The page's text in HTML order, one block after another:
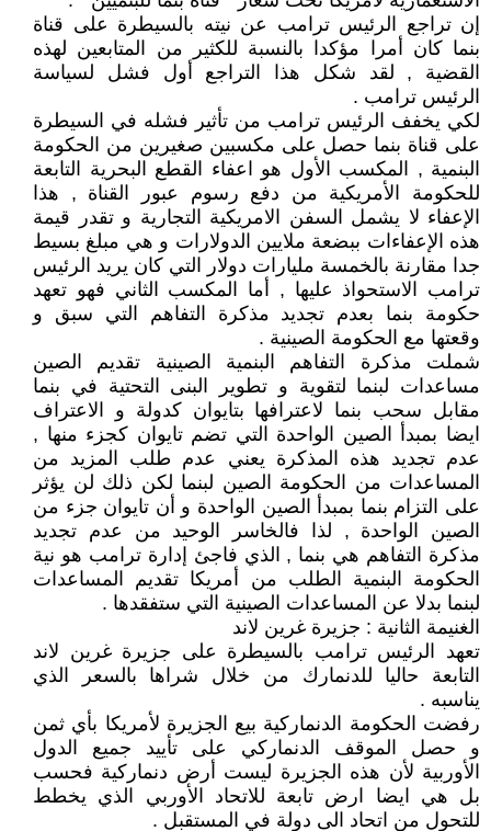
إن تراجع الرئيس ترامب عن نيته بالسيطرة على قناة
بنما كان أمرا مؤكدا بالنسبة للكثير من المتابعين لهذه
القضية , لقد شكل هذا التراجع أول فشل لسياسة
الرئيس ترامب .
لكي يخفف الرئيس ترامب من تأثير فشله في السيطرة
على قناة بنما حصل على مكسبين صغيرين من الحكومة
البنمية , المكسب الأول هو اعفاء القطع البحرية التابعة
للحكومة الأمريكية من دفع رسوم عبور القناة , هذا
الإعفاء لا يشمل السفن الامريكية التجارية و تقدر قيمة
هذه الإعفاءات ببضعة ملايين الدولارات و هي مبلغ بسيط
جدا مقارنة بالخمسة مليارات دولار التي كان يريد الرئيس
ترامب الاستحواذ عليها , أما المكسب الثاني فهو تعهد
حكومة بنما بعدم تجديد مذكرة التفاهم التي سبق و
وقعتها مع الحكومة الصينية .
شملت مذكرة التفاهم البنمية الصينية تقديم الصين
مساعدات لبنما لتقوية و تطوير البنى التحتية في بنما
مقابل سحب بنما لاعترافها بتايوان كدولة و الاعتراف
ايضا بمبدأ الصين الواحدة التي تضم تايوان كجزء منها ,
عدم تجديد هذه المذكرة يعني عدم طلب المزيد من
المساعدات من الحكومة الصين لبنما لكن ذلك لن يؤثر
على التزام بنما بمبدأ الصين الواحدة و أن تايوان جزء من
الصين الواحدة , لذا فالخاسر الوحيد من عدم تجديد
مذكرة التفاهم هي بنما , الذي فاجئ إدارة ترامب هو نية
الحكومة البنمية الطلب من أمريكا تقديم المساعدات
لبنما بدلا عن المساعدات الصينية التي ستفقدها .
الغنيمة الثانية : جزيرة غرين لاند
تعهد الرئيس ترامب بالسيطرة على جزيرة غرين لاند
التابعة حاليا للدنمارك من خلال شراها بالسعر الذي
يناسبه .
رفضت الحكومة الدنماركية بيع الجزيرة لأمريكا بأي ثمن
و حصل الموقف الدنماركي على تأييد جميع الدول
الأوربية لأن هذه الجزيرة ليست أرض دنماركية فحسب
بل هي ايضا ارض تابعة للاتحاد الأوربي الذي يخطط
للتحول من اتحاد الى دولة في المستقبل .